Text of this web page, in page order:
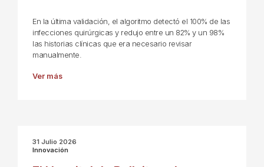
En la última validación, el algoritmo detectó el 100% de las
infecciones quirúrgicas y redujo entre un 82% y un 98%
las historias clínicas que era necesario revisar
manualmente.
Ver más
31 Julio 2026
Innovación